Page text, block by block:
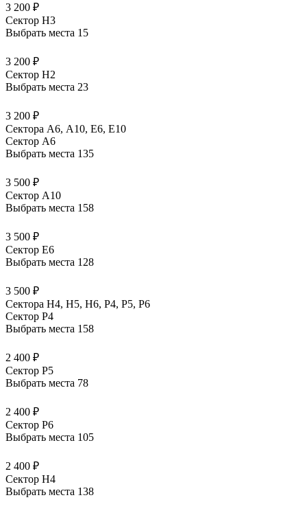
3 200 ₽
Сектор H3
Выбрать места 15
3 200 ₽
Сектор H2
Выбрать места 23
3 200 ₽
Сектора А6, А10, Е6, Е10
Сектор A6
Выбрать места 135
3 500 ₽
Сектор A10
Выбрать места 158
3 500 ₽
Сектор E6
Выбрать места 128
3 500 ₽
Сектора Н4, Н5, Н6, Р4, Р5, Р6
Сектор P4
Выбрать места 158
2 400 ₽
Сектор P5
Выбрать места 78
2 400 ₽
Сектор P6
Выбрать места 105
2 400 ₽
Сектор H4
Выбрать места 138